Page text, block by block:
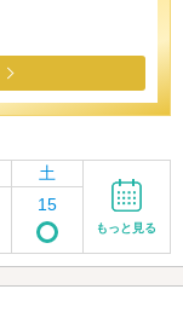
土
15
もっと見る